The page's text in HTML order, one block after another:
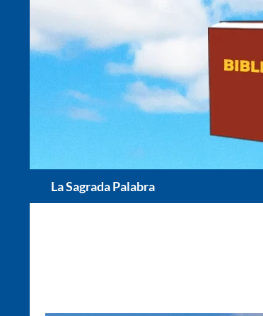
contenido
La Sagrada Palabra